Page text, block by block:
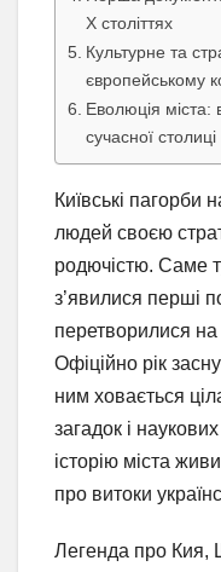
X століттях
Культурне та
європейському
Еволюція міста:
сучасної столиці
Київські
людей своєю
родючістю. Саме
з’явилися перші
перетворилися
Офіційно рік
ним ховається
загадок і
історію міста
про витоки
Легенда про Кия,